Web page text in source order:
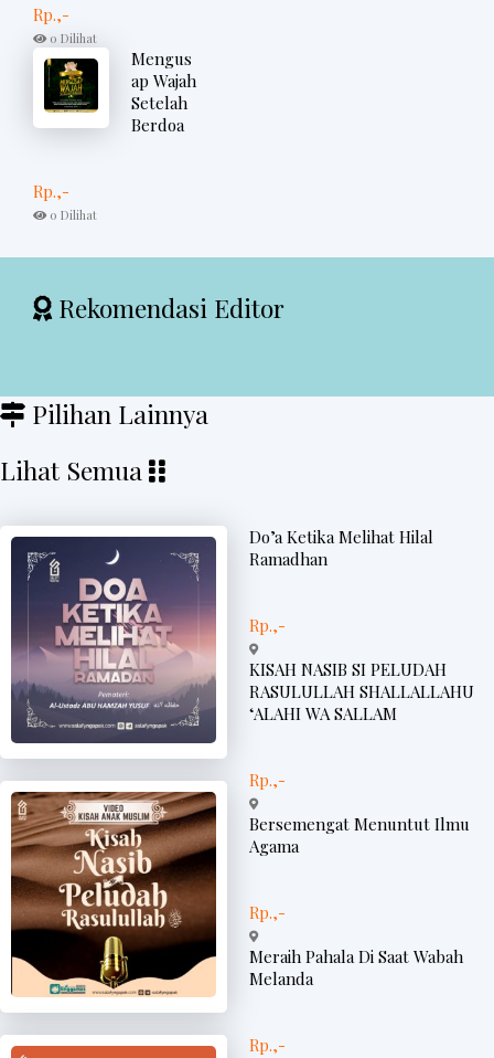
Rp.,-
0 Dilihat
Mengus
ap Wajah
Setelah
Berdoa
Rp.,-
0 Dilihat
Rekomendasi Editor
Pilihan Lainnya
Lihat Semua
Do’a Ketika Melihat Hilal
Ramadhan
Rp.,-
KISAH NASIB SI PELUDAH
RASULULLAH SHALLALLAHU
‘ALAHI WA SALLAM
Rp.,-
Bersemengat Menuntut Ilmu
Agama
Rp.,-
Meraih Pahala Di Saat Wabah
Melanda
Rp.,-